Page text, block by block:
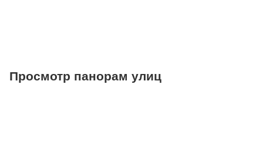
Просмотр панорам улиц